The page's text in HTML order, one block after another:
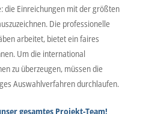
die Einreichungen mit der größten
Die professionelle
arbeitet, bietet ein faires
Um die international
zu überzeugen, müssen die
Auswahlverfahren durchlaufen.
gesamtes Projekt-Team!